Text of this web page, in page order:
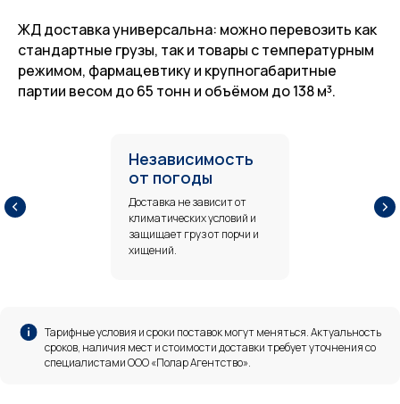
ЖД доставка универсальна: можно перевозить как
стандартные грузы, так и товары с температурным
режимом, фармацевтику и крупногабаритные
партии весом до 65 тонн и объёмом до 138 м³.
Независимость
от погоды
Доставка не зависит от
климатических условий и
защищает груз от порчи и
хищений.
Тарифные условия и сроки поставок могут меняться. Актуальность
сроков, наличия мест и стоимости доставки требует уточнения со
специалистами ООО «Полар Агентство».